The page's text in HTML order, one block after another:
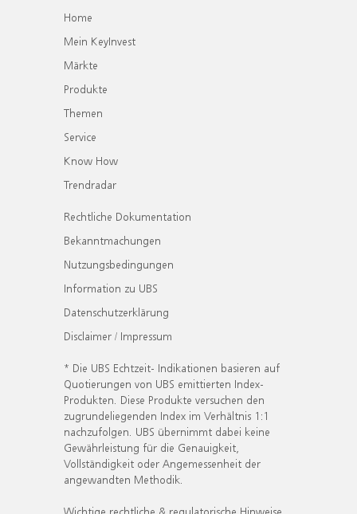
Home
Mein KeyInvest
Märkte
Produkte
Themen
Service
Know How
Trendradar
Rechtliche Dokumentation
Bekanntmachungen
Nutzungsbedingungen
Information zu UBS
Datenschutzerklärung
Disclaimer / Impressum
* Die UBS Echtzeit- Indikationen basieren auf
Quotierungen von UBS emittierten Index-
Produkten. Diese Produkte versuchen den
zugrundeliegenden Index im Verhältnis 1:1
nachzufolgen. UBS übernimmt dabei keine
Gewährleistung für die Genauigkeit,
Vollständigkeit oder Angemessenheit der
angewandten Methodik.